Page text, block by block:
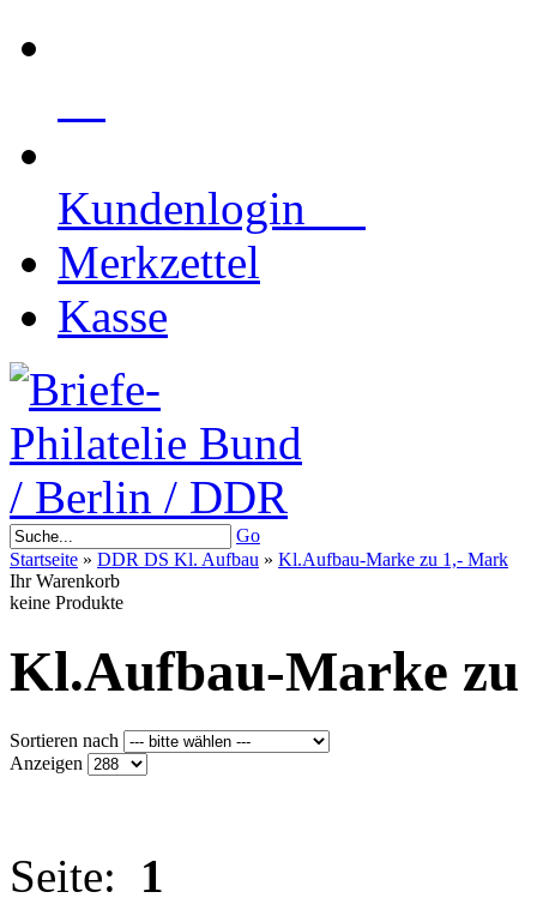
Kundenlogin
Merkzettel
Kasse
Go
Startseite » DDR DS Kl. Aufbau » Kl.Aufbau-Marke zu 1,- Mark
Ihr Warenkorb
keine Produkte
Kl.Aufbau-Marke zu
Sortieren nach
Anzeigen
Seite: 1